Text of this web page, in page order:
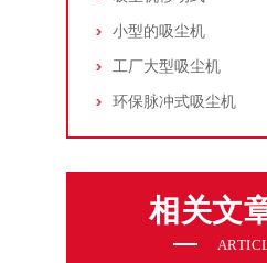
小型的吸尘机
工厂大型吸尘机
环保脉冲式吸尘机
相关文